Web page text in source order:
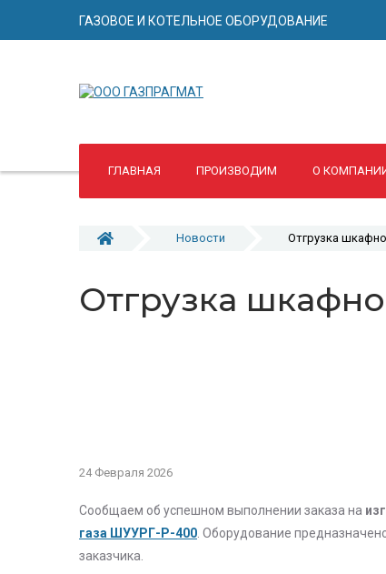
ГАЗОВОЕ И КОТЕЛЬНОЕ ОБОРУДОВАНИЕ
ГЛАВНАЯ ПРОИЗВОДИМ О
Новости Отгрузка
Отгрузка
24 Февраля 2026
Сообщаем об успешном выполнении заказа на
газа ШУУРГ-Р-400 . Оборудование
заказчика.